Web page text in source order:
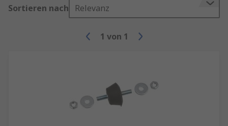
Sortieren nach Relevanz
1 von 1